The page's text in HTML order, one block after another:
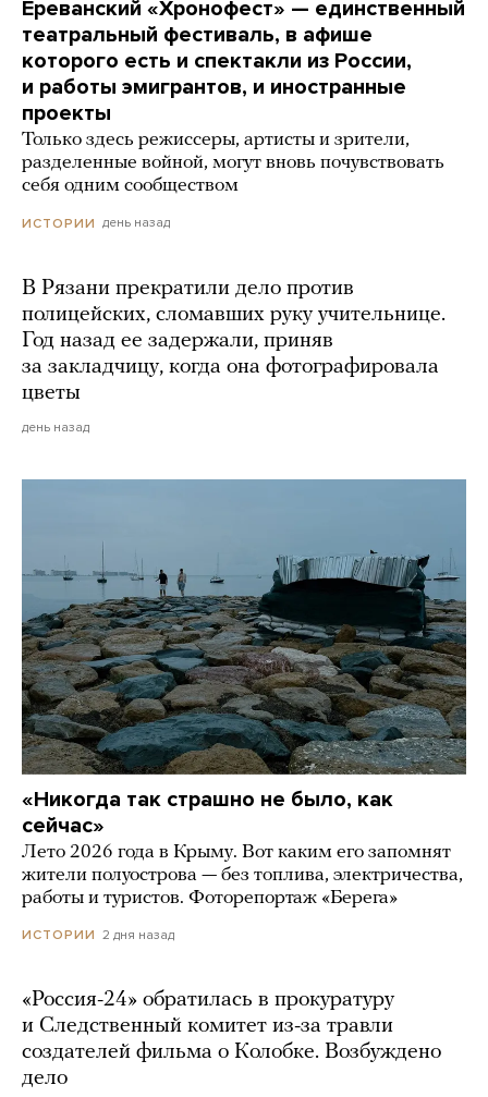
Ереванский «Хронофест» — единственный
театральный фестиваль, в афише
которого есть и спектакли из России,
и работы эмигрантов, и иностранные
проекты
Только здесь режиссеры, артисты и зрители,
разделенные войной, могут вновь почувствовать
себя одним сообществом
ИСТОРИИ день назад
В Рязани прекратили дело против
полицейских, сломавших руку учительнице.
Год назад ее задержали, приняв
за закладчицу, когда она фотографировала
цветы
день назад
«Никогда так страшно не было, как
сейчас»
Лето 2026 года в Крыму. Вот каким его запомнят
жители полуострова — без топлива, электричества,
работы и туристов. Фоторепортаж «Берега»
ИСТОРИИ 2 дня назад
«Россия-24» обратилась в прокуратуру
и Следственный комитет из-за травли
создателей фильма о Колобке. Возбуждено
дело